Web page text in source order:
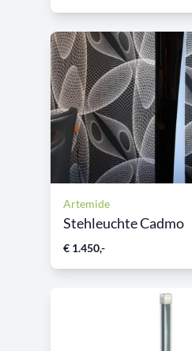
Artemide
Stehleuchte Cadmo
€ 1.450,-